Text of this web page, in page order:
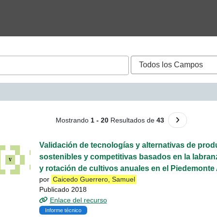
- Caicedo
Mostrando 1 - 20Resultados de 43 Ir a la
Validación de tecnologías y alternativas de
sostenibles y competitivas basados en la
y rotación de cultivos anuales en el Piedemonte
por Caicedo Guerrero, Samuel
Publicado 2018
Enlace del recurso
Informe técnico